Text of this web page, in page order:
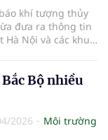
khí tượng thủy
đưa ra thông tin
Nội và các khu
Bộ nhiều
2026
Môi trường